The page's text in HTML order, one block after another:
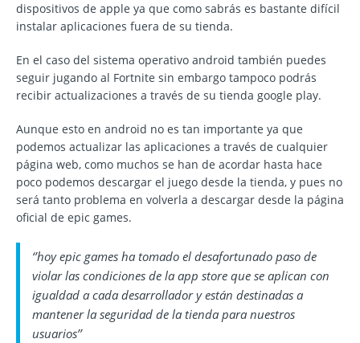
dispositivos de apple ya que como sabrás es bastante difícil
instalar aplicaciones fuera de su tienda.
En el caso del sistema operativo android también puedes
seguir jugando al Fortnite sin embargo tampoco podrás
recibir actualizaciones a través de su tienda google play.
Aunque esto en android no es tan importante ya que
podemos actualizar las aplicaciones a través de cualquier
página web, como muchos se han de acordar hasta hace
poco podemos descargar el juego desde la tienda, y pues no
será tanto problema en volverla a descargar desde la página
oficial de epic games.
‘’hoy epic games ha tomado el desafortunado paso de
violar las condiciones de la app store que se aplican con
igualdad a cada desarrollador y están destinadas a
mantener la seguridad de la tienda para nuestros
usuarios’’